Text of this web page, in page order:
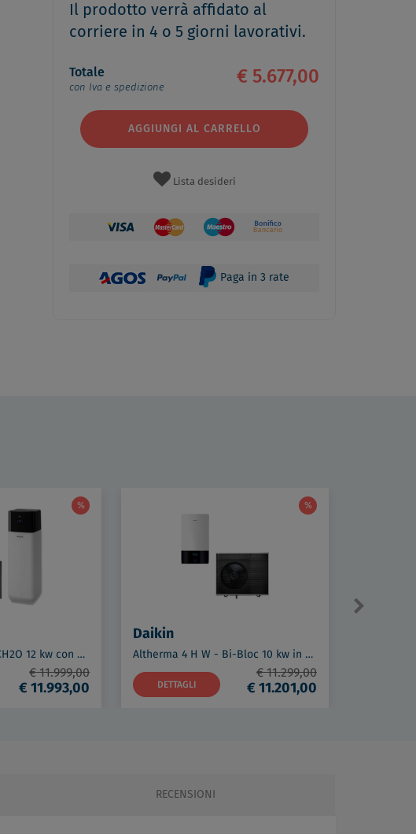
Il prodotto verrà affidato al
corriere in 4 o 5 giorni lavorativi.
Totale
con Iva e spedizione
€ 5.677,00
AGGIUNGI AL CARRELLO
Lista desideri
Paga in 3 rate
%
Altherma 3 R MT ECH2O 12 kw con pompa di calore aria - acqua a pavimento - serbatoio 477 lt-Trifase codice prod: ELSX(B)12P50E ERRA10EW1 BRC1HH
€ 11.999,00
€ 11.993,00
%
Daikin
Altherma 4 H W - Bi-Bloc 10 kw in pompa di calore in R290 - Monofase codice prod: EPBX10A4V EPSK10AV3
DETTAGLI
€ 11.299,00
€ 11.201,00
RECENSIONI